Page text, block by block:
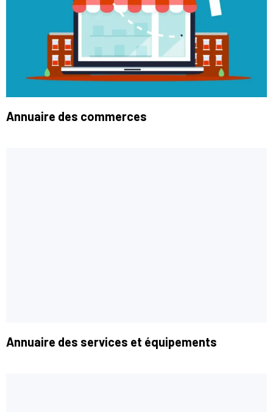
Annuaire des commerces
Annuaire des services et équipements